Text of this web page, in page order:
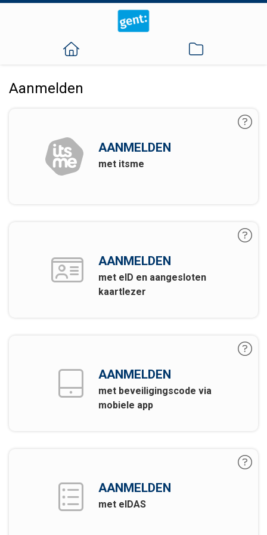
Aanmelden
AANMELDEN
met itsme
AANMELDEN
met eID en aangesloten
kaartlezer
AANMELDEN
met beveiligingscode via
mobiele app
AANMELDEN
met eIDAS